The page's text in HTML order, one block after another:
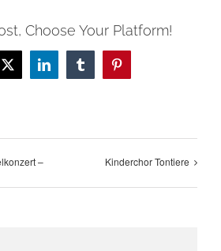
Choose Your Platform!
X LinkedInTumblrPinterest
– Kinderchor Tontiere